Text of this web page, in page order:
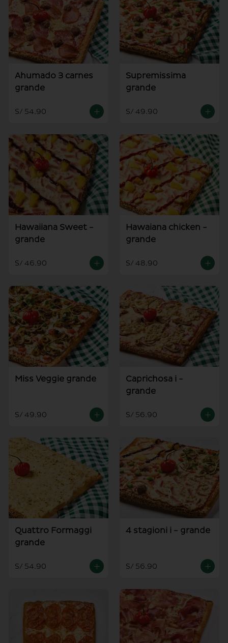
Ahumado 3 carnes
grande
S/ 54.90
Supremissima
grande
S/ 49.90
Hawaiiana Sweet -
grande
S/ 46.90
Hawaiana chicken -
grande
S/ 48.90
Miss Veggie grande
S/ 49.90
Caprichosa i -
grande
S/ 56.90
Quattro Formaggi
grande
S/ 54.90
4 stagioni i - grande
S/ 56.90